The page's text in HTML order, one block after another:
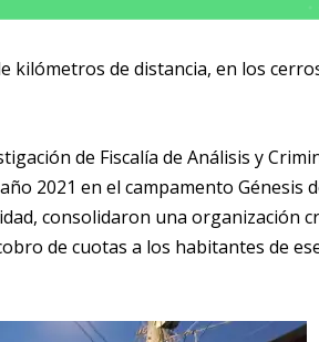
kilómetros de distancia, en los
de Fiscalía de Análisis y
2021 en el campamento Génesis
consolidaron una organización
de cuotas a los habitantes de